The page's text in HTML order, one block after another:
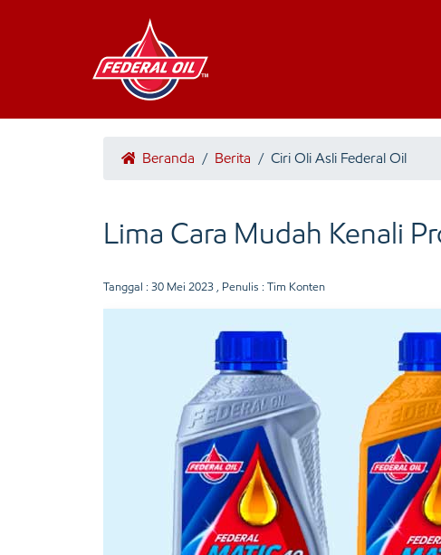
Beranda / Berita / Ciri Oli Asli Federal Oil
Lima Cara Mudah Kenali
Tanggal : 30 Mei 2023 , Penulis : Tim Konten